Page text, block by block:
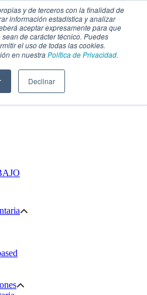
y de terceros con la finalidad de
información estadística y analizar
aceptar expresamente para que
de carácter técnico. Puedes
el uso de todas las cookies.
en nuestraPolítica de Privacidad.
Declinar